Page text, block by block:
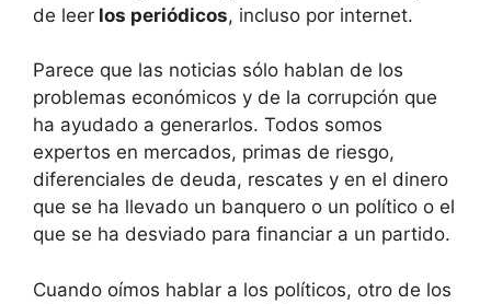
de leer los periódicos, incluso por internet.
Parece que las noticias sólo hablan de los
problemas económicos y de la corrupción que
ha ayudado a generarlos. Todos somos
expertos en mercados, primas de riesgo,
diferenciales de deuda, rescates y en el dinero
que se ha llevado un banquero o un político o el
que se ha desviado para financiar a un partido.
Cuando oímos hablar a los políticos, otro de los